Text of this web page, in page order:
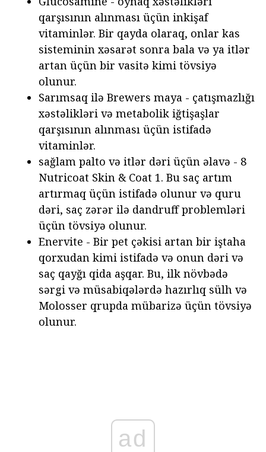
qarşısının alınması üçün inkişaf
vitaminlər. Bir qayda olaraq, onlar kas
sisteminin xəsarət sonra bala və ya itlər
artan üçün bir vasitə kimi tövsiyə
olunur.
Sarımsaq ilə Brewers maya - çatışmazlığı
xəstəlikləri və metabolik iğtişaşlar
qarşısının alınması üçün istifadə
vitaminlər.
sağlam palto və itlər dəri üçün əlavə - 8
Nutricoat Skin & Coat 1. Bu saç artım
artırmaq üçün istifadə olunur və quru
dəri, saç zərər ilə dandruff problemləri
üçün tövsiyə olunur.
Enervite - Bir pet çəkisi artan bir iştaha
qorxudan kimi istifadə və onun dəri və
saç qayğı qida aşqar. Bu, ilk növbədə
sərgi və müsabiqələrdə hazırlıq sülh və
Molosser qrupda mübarizə üçün tövsiyə
olunur.
ad